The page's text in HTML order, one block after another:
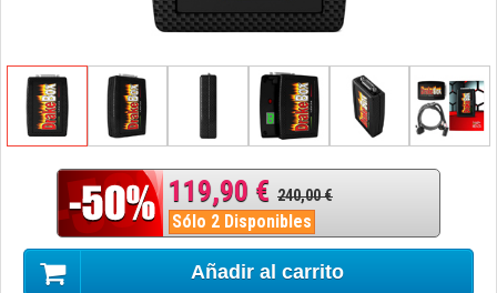
119,90 € 240,00 €
Sólo 2 Disponibles
Añadir al carrito